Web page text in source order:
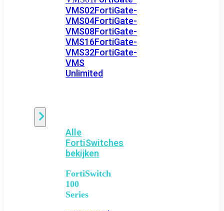
VMS02FortiGate-
VMS04FortiGate-
VMS08FortiGate-
VMS16FortiGate-
VMS32FortiGate-
VMS
Unlimited
Alle
FortiSwitches
bekijken
FortiSwitch
100
Series